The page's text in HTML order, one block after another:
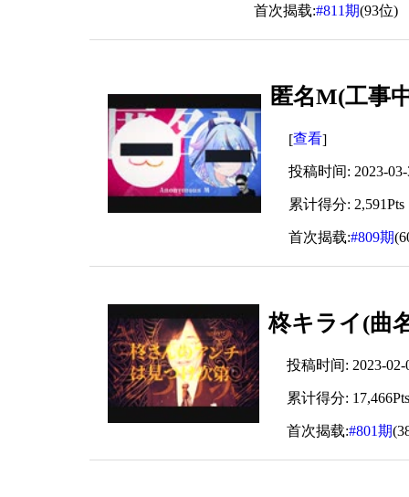
首次揭载:#811期(93位)
匿名M(工事
[查看]
投稿时间: 2023-03-
累计得分: 2,591Pts
首次揭载:#809期
柊キライ(曲
投稿时间: 2023-02-
累计得分:
首次揭载:#801期